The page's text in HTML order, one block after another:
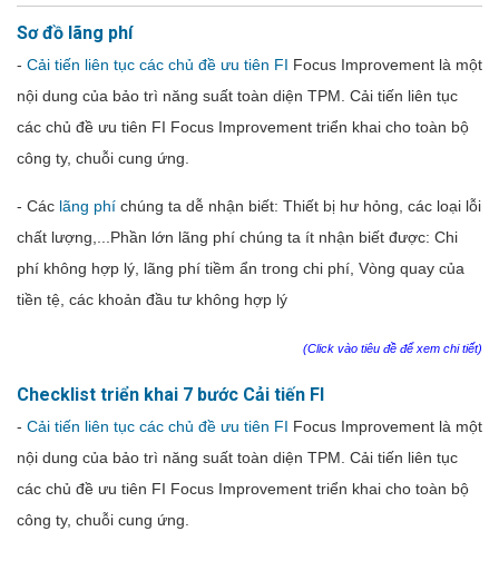
Sơ đồ lãng phí
- Cải tiến liên tục các chủ đề ưu tiên FI Focus Improvement là một
nội dung của bảo trì năng suất toàn diện TPM. Cải tiến liên tục
các chủ đề ưu tiên FI Focus Improvement triển khai cho toàn bộ
công ty, chuỗi cung ứng.
- Các lãng phí chúng ta dễ nhận biết: Thiết bị hư hỏng các loại lỗi
chất lượng,... Phần lớn lãng phí chúng ta ít nhận biết được: Chi
phí không hợp lý, lãng phí tiềm ẩn trong chi phí, Vòng quay của
tiền tệ các khoản đầu tư không hợp lý
(Click vào tiêu đề để xem chi tiết)
Checklist triển khai 7 bước Cải tiến FI
- Cải tiến liên tục các chủ đề ưu tiên FI Focus Improvement là một
nội dung của bảo trì năng suất toàn diện TPM. Cải tiến liên tục
các chủ đề ưu tiên FI Focus Improvement triển khai cho toàn bộ
công ty, chuỗi cung ứng.